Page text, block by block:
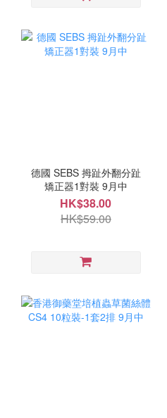
德國 SEBS 拇趾外翻分趾
矯正器1對裝 9月中
HK$38.00
HK$59.00